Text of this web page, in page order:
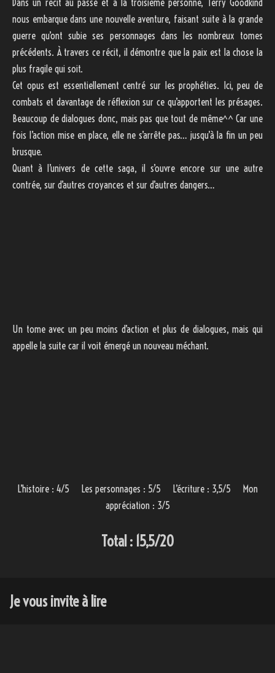
Dans un récit au passé et à la troisième personne, Terry Goodkind
nous embarque dans une nouvelle aventure, faisant suite à la grande
guerre qu’ont subie ses personnages dans les nombreux tomes
précédents. À travers ce récit, il démontre que la paix est la chose la
plus fragile qui soit.
Cet opus est essentiellement centré sur les prophéties. Ici, peu de
combats et davantage de réflexion sur ce qu’apportent les présages.
Beaucoup de dialogues donc, mais pas que tout de même^^ Car une
fois l’action mise en place, elle ne s’arrête pas… jusqu’à la fin un peu
brusque.
Quant à l’univers de cette saga, il s’ouvre encore sur une autre
contrée, sur d’autres croyances et sur d’autres dangers…
Un tome avec un peu moins d’action et plus de dialogues, mais qui
appelle la suite car il voit émergé un nouveau méchant.
L’histoire : 4/5 Les personnages : 5/5 L’écriture : 3,5/5 Mon
appréciation : 3/5
Total : 15,5/20
Je vous invite à lire